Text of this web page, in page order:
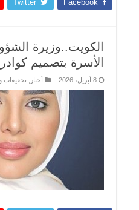
Facebook
Twitter
الكويت..وزيرة
الأسرة بتصميم
8 أبريل، 2026 أخبار تحقيقات